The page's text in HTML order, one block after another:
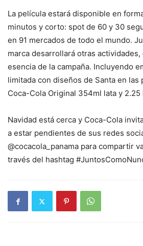
La película estará disponible en
minutos y corto: spot de 60 y 30
en 91 mercados de todo el mundo.
marca desarrollará otras actividades,
esencia de la campaña. Incluyendo
limitada con diseños de Santa en las
Coca-Cola Original 354ml lata y 2.25
Navidad está cerca y Coca-Cola
a estar pendientes de sus redes
@cocacola_panama para compartir
través del hashtag